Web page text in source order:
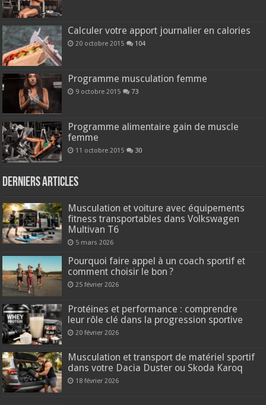
Calculer votre apport journalier en calories
20 octobre 2015 104
Programme musculation femme
9 octobre 2015 73
Programme alimentaire gain de muscle
femme
11 octobre 2015 30
Derniers articles
Musculation et voiture avec équipements
fitness transportables dans Volkswagen
Multivan T6
5 mars 2026
Pourquoi faire appel à un coach sportif et
comment choisir le bon ?
25 février 2026
Protéines et performance : comprendre
leur rôle clé dans la progression sportive
20 février 2026
Musculation et transport de matériel sportif
dans votre Dacia Duster ou Skoda Karoq
18 février 2026